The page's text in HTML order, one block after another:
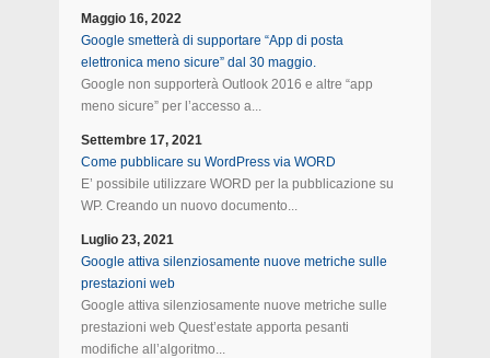
Maggio 16, 2022
Google smetterà di supportare “App di posta
elettronica meno sicure” dal 30 maggio.
Google non supporterà Outlook 2016 e altre “app
meno sicure” per l’accesso a...
Settembre 17, 2021
Come pubblicare su WordPress via WORD
E’ possibile utilizzare WORD per la pubblicazione su
WP. Creando un nuovo documento...
Luglio 23, 2021
Google attiva silenziosamente nuove metriche sulle
prestazioni web
Google attiva silenziosamente nuove metriche sulle
prestazioni web Quest’estate apporta pesanti
modifiche all’algoritmo...